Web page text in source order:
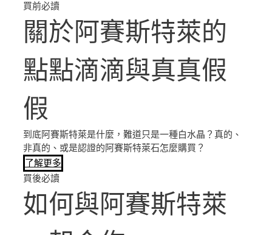
買前必讀
關於阿賽斯特萊的
點點滴滴與真真假
假
到底阿賽斯特萊是什麼，難道只是一種白水晶？真的、
非真的、或是認證的阿賽斯特萊石怎麼購買？
了解更多
買後必讀
如何與阿賽斯特萊